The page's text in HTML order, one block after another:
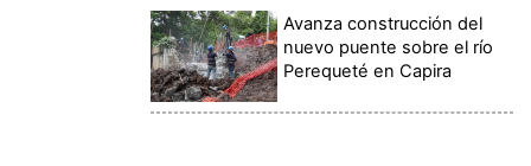
Avanza construcción del
nuevo puente sobre el río
Perequeté en Capira